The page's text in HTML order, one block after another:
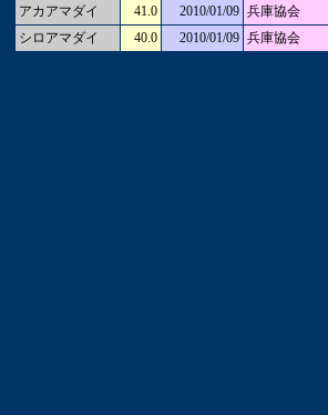
アカアマダイ
41.0 2010/01/09 兵庫協会
シロアマダイ
40.0 2010/01/09 兵庫協会